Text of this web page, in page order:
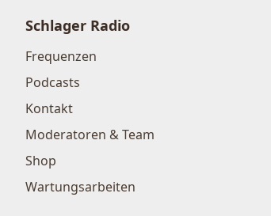
Schlager Radio
Frequenzen
Podcasts
Kontakt
Moderatoren & Team
Shop
Wartungsarbeiten